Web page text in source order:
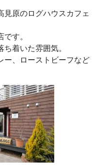
見原のログハウスカフェ
す。
着いた雰囲気。
ー、ローストビーフなど